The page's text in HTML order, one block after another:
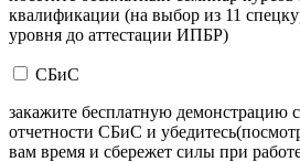
квалификации (на выбор из 11
уровня до аттестации ИПБР)
СБиС
закажите бесплатную демонстрацию
отчетности СБиС и
вам время и сбережет силы при